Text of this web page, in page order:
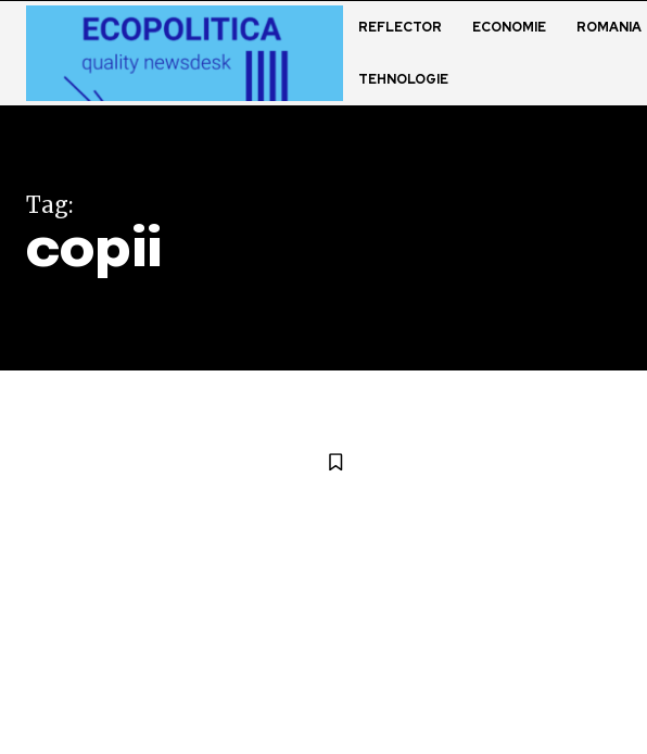
REFLECTOR ECONOMIE ROMANIA
TEHNOLOGIE
Tag:
copii